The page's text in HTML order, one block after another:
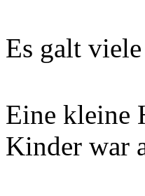
Es galt
Eine kleine
Kinder war